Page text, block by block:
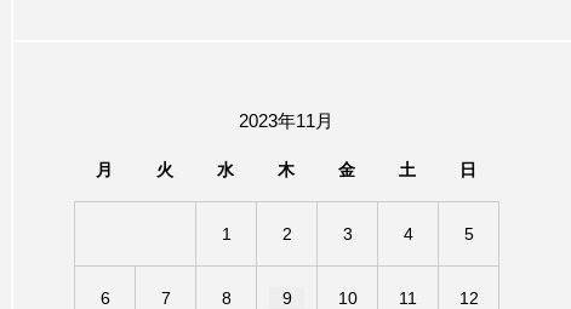
2023年11月
月 火 水 木 金 土 日
1 2 3 4 5
6 7 8 9 10 11 12